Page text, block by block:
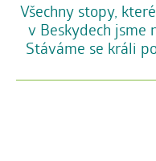
Všechny stopy,
v Beskydech jsme
Stáváme se králi